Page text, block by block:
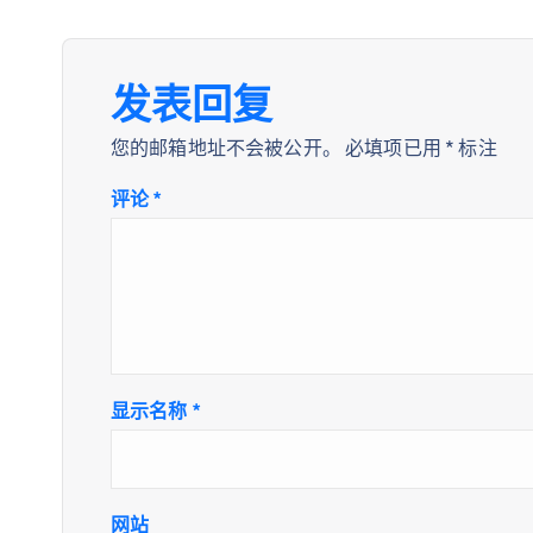
发表回复
您的邮箱地址不会被公开。 必填项已用 *标注
评论*
显示名称 *
网站